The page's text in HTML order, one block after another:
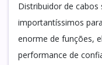
Distribuidor de
importantíssimos
enorme de funções,
performance de